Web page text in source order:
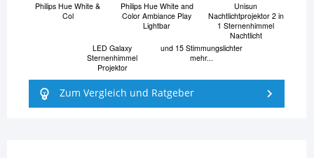
Philips Hue White &
Col
Philips Hue White and
Color Ambiance Play
Lightbar
Unisun
Nachtlichtprojektor 2 in
1 Sternenhimmel
Nachtlicht
LED Galaxy
Sternenhimmel
Projektor
und 15 Stimmungslichter
mehr...
Zum Vergleich und Ratgeber